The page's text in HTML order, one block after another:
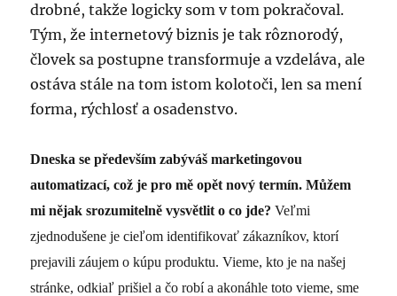
drobné, takže logicky som v tom pokračoval.
Tým, že internetový biznis je tak rôznorodý,
človek sa postupne transformuje a vzdeláva, ale
ostáva stále na tom istom kolotoči, len sa mení
forma, rýchlosť a osadenstvo.
Dneska se především zabýváš marketingovou
automatizací, což je pro mě opět nový termín. Můžem
mi nějak srozumitelně vysvětlit o co jde? Veľmi
zjednodušene je cieľom identifikovať zákazníkov, ktorí
prejavili záujem o kúpu produktu. Vieme, kto je na našej
stránke, odkiaľ prišiel a čo robí a akonáhle toto vieme, sme